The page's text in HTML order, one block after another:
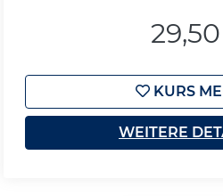
KURS
WEITERE